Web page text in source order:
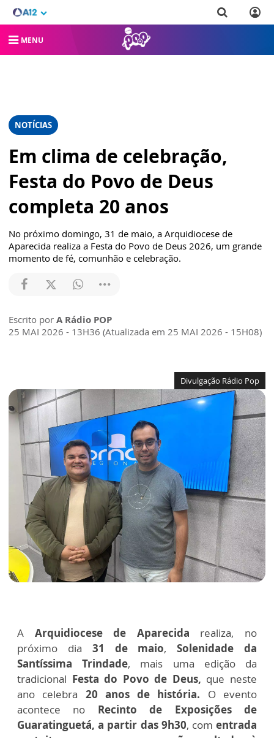
MENU
NOTÍCIAS
Em clima de celebração,
Festa do Povo de Deus
completa 20 anos
No próximo domingo, 31 de maio, a Arquidiocese de
Aparecida realiza a Festa do Povo de Deus 2026, um grande
momento de fé, comunhão e celebração.
Escrito por A Rádio POP
25 MAI 2026 - 13H36 (Atualizada em 25 MAI 2026 - 15H08)
Divulgação Rádio Pop
A Arquidiocese de Aparecida realiza, no
próximo dia 31 de maio,Solenidade da
Santíssima Trindade, mais uma edição da
tradicional Festa do Povo de Deus, que neste
ano celebra 20 anos de história. O evento
acontece no Recinto de Exposições de
Guaratinguetá, a partir das 9h30, comentrada